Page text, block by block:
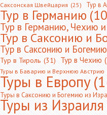
Саксонская Швейцария (25) Тур в
Тур в Германию
Тур в Германию, Чехию
Тур в Саксонию и
Тур в Саксонию и
Тур в Тироль (31) Тур в Чехию
Туры в Баварию и Верхнюю Австрию
Туры в Европу
Туры в Саксонию и Богемию из
Туры из Израиля